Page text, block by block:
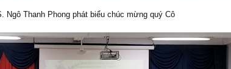
Ngô Thanh Phong phát biểu chúc mừng quý Cô